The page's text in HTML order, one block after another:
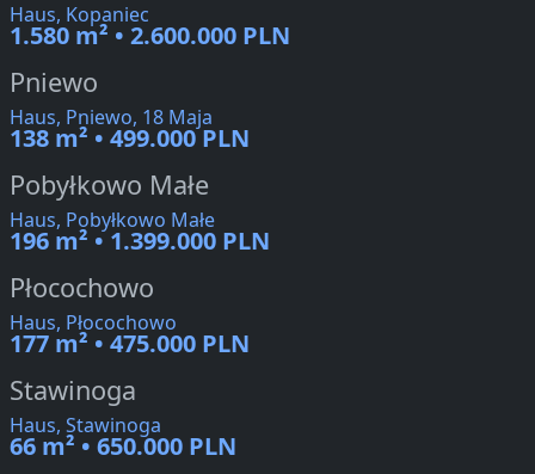
Haus, Kopaniec
1.580 m² • 2.600.000 PLN
Pniewo
Haus, Pniewo, 18 Maja
138 m² • 499.000 PLN
Pobyłkowo Małe
Haus, Pobyłkowo Małe
196 m² • 1.399.000 PLN
Płocochowo
Haus, Płocochowo
177 m² • 475.000 PLN
Stawinoga
Haus, Stawinoga
66 m² • 650.000 PLN